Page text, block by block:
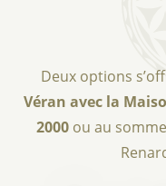
Deux options
Véran avec la
2000 ou au